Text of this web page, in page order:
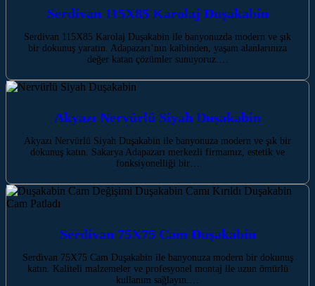
Serdivan 115X85 Karolaj Duşakabin
Serdivan 115X85 Karolaj Duşakabin ile banyonuzda modern ve şık
bir dokunuş yaratın. Adapazarı’nın kalbinden, yaşam alanlarınıza
değer katan çözümler sunuyoruz.…
Akyazı Nervürlü Siyah Duşakabin
Akyazı Nervürlü Siyah Duşakabin ile banyonuza modern ve şık bir
dokunuş katın. Sakarya Adapazarı merkezli firmamız, estetik ve
fonksiyonelliği bir…
Serdivan 75X75 Cam Duşakabin
Serdivan 75X75 Cam Duşakabin ile banyonuza modern bir dokunuş
katın. Kaliteli malzemeler ve profesyonel montaj ile uzun ömürlü
kullanım sağlayın.…